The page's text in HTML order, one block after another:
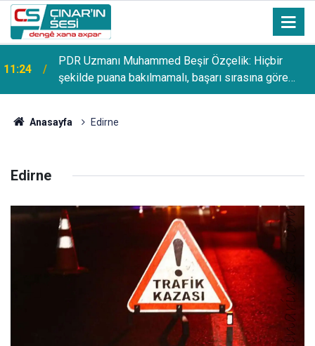
11:24
PDR Uzmanı Muhammed Beşir Özçelik: Hiçbir
şekilde puana bakılmamalı, başarı sırasına göre
tercih yapılmalı
Anasayfa Edirne
Edirne